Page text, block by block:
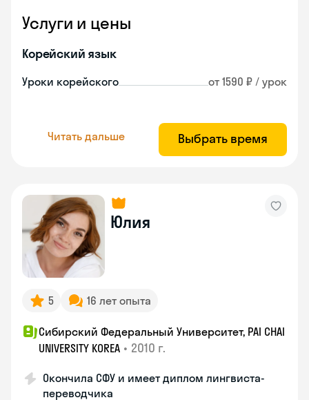
Услуги и цены
Корейский язык
Уроки корейского от 1590 ₽ / урок
Читать дальше Выбрать время
Юлия
5 16 лет опыта
Сибирский Федеральный Университет, PAI CHAI
UNIVERSITY KOREA • 2010 г.
Окончила СФУ и имеет диплом лингвиста-
переводчика